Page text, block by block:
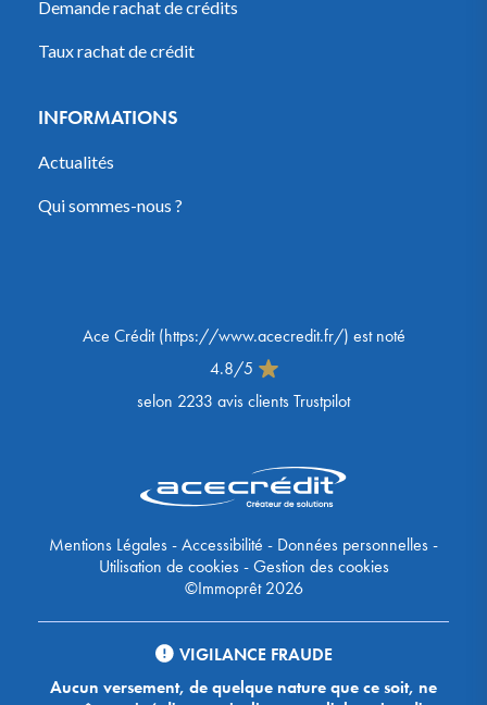
Demande rachat de crédits
Taux rachat de crédit
INFORMATIONS
Actualités
Qui sommes-nous ?
Ace Crédit(https://www.acecredit.fr/) est noté
4.8/5
selon 2233 avis clients Trustpilot
Mentions Légales-Accessibilité - Données personnelles-
Utilisation de cookies-Gestion des cookies
©Immoprêt 2026
VIGILANCE FRAUDE
Aucun versement, de quelque nature que ce soit, ne